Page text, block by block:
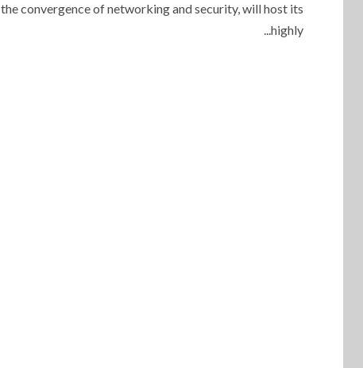
the convergence of networking and security, will host its
highly...